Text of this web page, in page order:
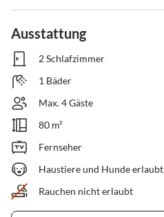
Ausstattung
2 Schlafzimmer
1 Bäder
Max. 4 Gäste
80 m²
Fernseher
Haustiere und Hunde erlaubt
Rauchen nicht erlaubt